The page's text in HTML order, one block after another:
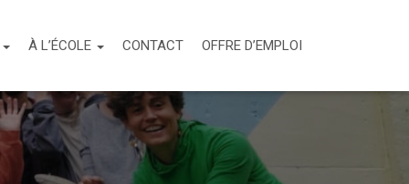
À L’ÉCOLE CONTACT OFFRE D’EMPLOI